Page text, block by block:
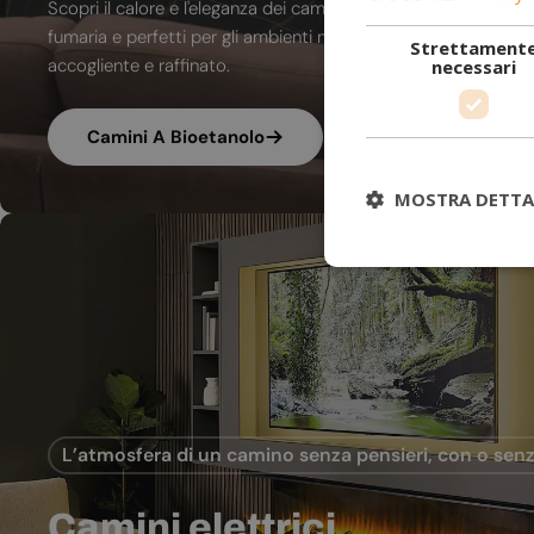
Scopri il calore e l'eleganza dei camini a bioetanolo. A
fumaria e perfetti per gli ambienti moderni, trasformano ogni
accogliente e raffinato.
Camini A Bioetanolo
L’atmosfera di un camino senza pensieri, con o
necessari
MOSTRA